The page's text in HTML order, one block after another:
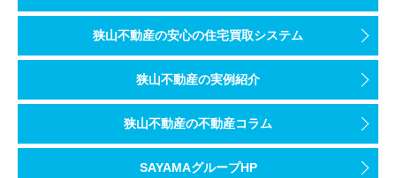
狭山不動産の安心の住宅買取システム
狭山不動産の実例紹介
狭山不動産の不動産コラム
SAYAMAグループHP